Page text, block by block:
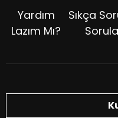
Yardım
Lazım Mı?
Sıkça